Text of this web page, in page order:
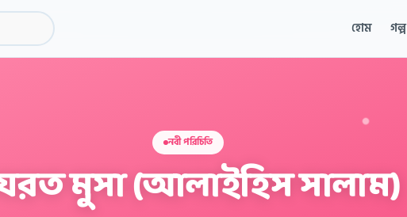
হোম গল্প
নবী পরিচিতি
মুসা (আলাইহিস সালাম)